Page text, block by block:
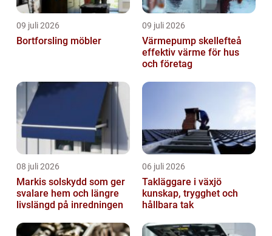
09 juli 2026
Bortforsling möbler
09 juli 2026
Värmepump skellefteå
effektiv värme för hus
och företag
08 juli 2026
Markis solskydd som ger
svalare hem och längre
livslängd på inredningen
06 juli 2026
Takläggare i växjö
kunskap, trygghet och
hållbara tak